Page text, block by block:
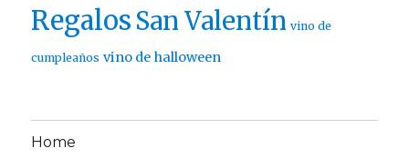
Regalos San Valentín vino de
cumpleaños vino de halloween
Home